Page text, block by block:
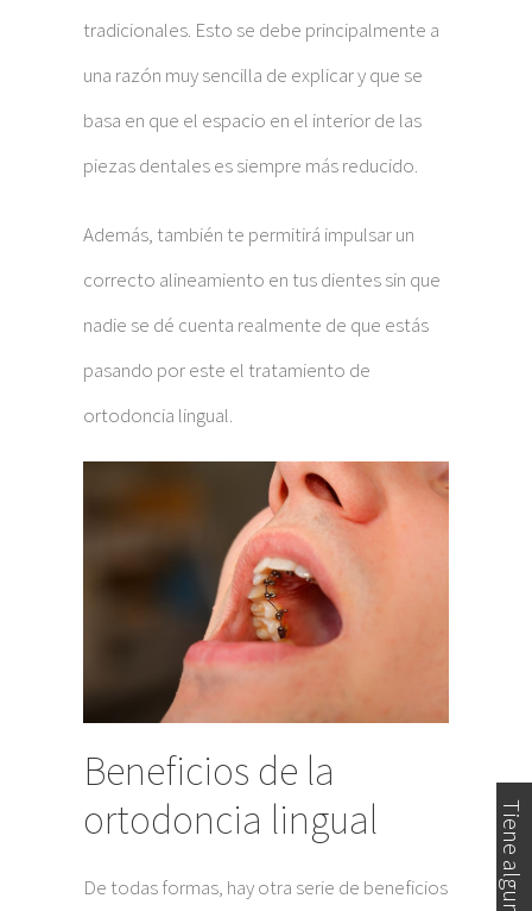
tradicionales. Esto se debe principalmente a
una razón muy sencilla de explicar y que se
basa en que el espacio en el interior de las
piezas dentales es siempre más reducido.
Además, también te permitirá impulsar un
correcto alineamiento en tus dientes sin que
nadie se dé cuenta realmente de que estás
pasando por este el tratamiento de
ortodoncia lingual.
Beneficios de la
ortodoncia lingual
De todas formas, hay otra serie de beneficios